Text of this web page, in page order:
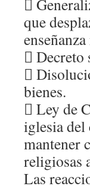

que
 Decreto

bienes.
 Ley de
iglesia del
mantener
religiosas
Las